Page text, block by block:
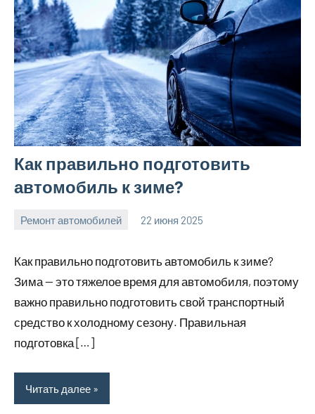
Как правильно подготовить
автомобиль к зиме?
Ремонт автомобилей 22 июня 2025
Как правильно подготовить автомобиль к зиме?
Зима — это тяжелое время для автомобиля, поэтому
важно правильно подготовить свой транспортный
средство к холодному сезону. Правильная
подготовка […]
Читать далее